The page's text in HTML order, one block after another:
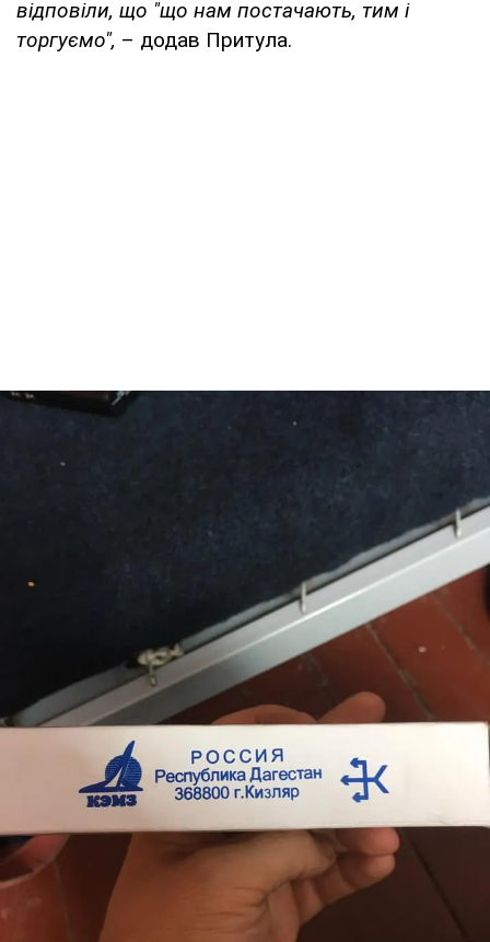
відповіли, що "що нам постачають, тим і
торгуємо", – додав Притула.